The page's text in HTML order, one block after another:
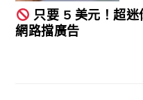
只要 5 美元！超
網路擋廣告